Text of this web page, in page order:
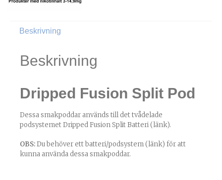
Beskrivning
Beskrivning
Dripped Fusion Split Pod
Dessa smakpoddar används till det tvådelade
podsystemetDripped Fusion Split Batteri (länk).
OBS:Du behöver ettbatteri/podsystem (länk) för att
kunna använda dessa smakpoddar.